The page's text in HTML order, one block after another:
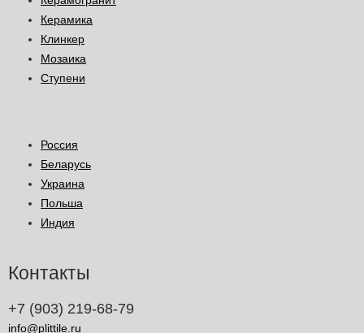
Керамика
Клинкер
Мозаика
Ступени
Россия
Беларусь
Украина
Польша
Индия
Контакты
+7 (903) 219-68-79
info@plittile.ru